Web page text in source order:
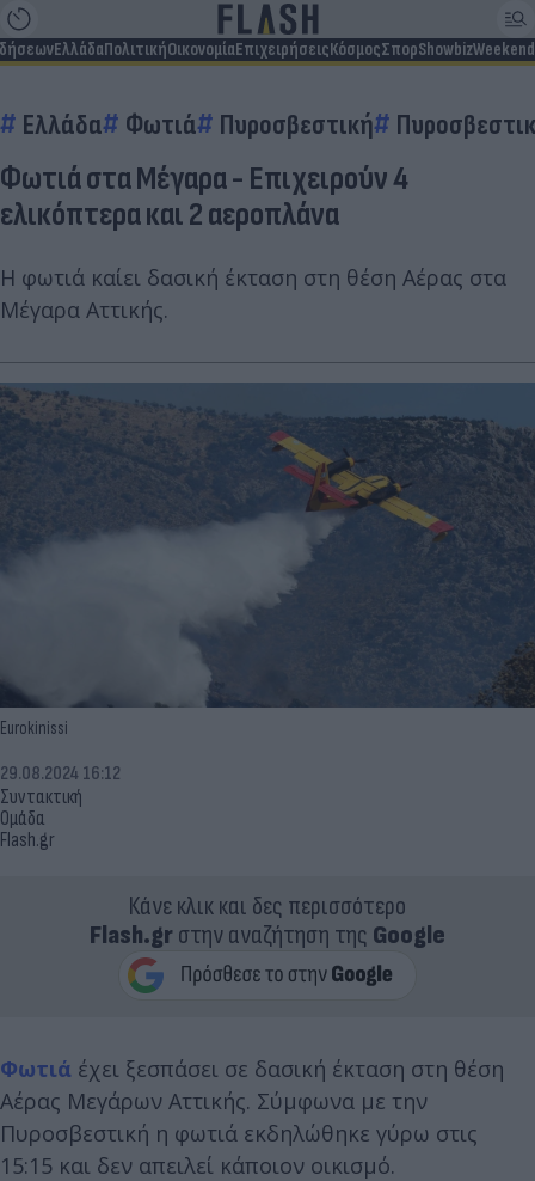
ΕλλάδαΠολιτικήΟικονομίαΕπιχειρήσειςΚόσμοςΣπορShowbizWeekend
Ελλάδα Φωτιά Πυροσβεστική
Φωτιά στα Μέγαρα - Επιχειρούν 4
ελικόπτερα και 2 αεροπλάνα
Η φωτιά καίει δασική έκταση στη θέση Αέρας στα
Μέγαρα Αττικής.
Eurokinissi
Συντακτική
Ομάδα
Flash.gr
29.08.2024 16:12
Κάνε κλικ και δες περισσότερο
Flash.grστην αναζήτηση της Google
Φωτιά έχει ξεσπάσει σε δασική έκταση στη θέση
Αέρας Μεγάρων Αττικής. Σύμφωνα με την
Πυροσβεστική η φωτιά εκδηλώθηκε γύρω στις
15:15 και δεν απειλεί κάποιον οικισμό.